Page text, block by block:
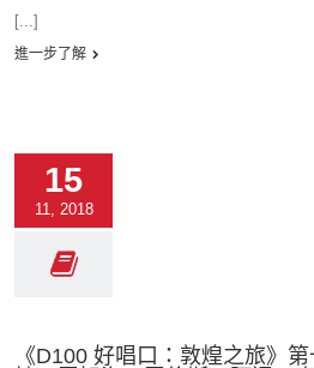
[...]
進一步了解
15
11, 2018
《D100 好唱口：敦煌之旅》